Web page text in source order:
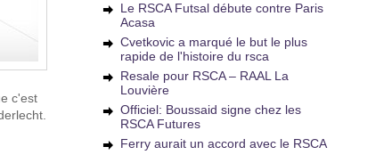
c'est
Le RSCA Futsal débute contre Paris
Acasa
Cvetkovic a marqué le but le plus
rapide de l'histoire du rsca
Resale pour RSCA – RAAL La
Louvière
Officiel: Boussaid signe chez les
RSCA Futures
Ferry aurait un accord avec le RSCA